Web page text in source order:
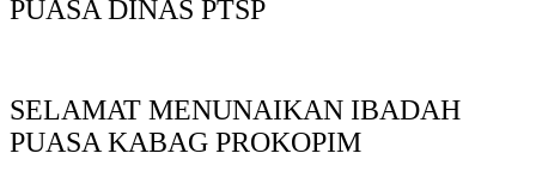
PUASA DINAS PTSP
SELAMAT MENUNAIKAN IBADAH
PUASA KABAG PROKOPIM